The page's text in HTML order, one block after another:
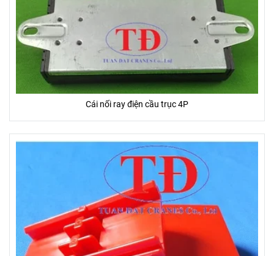
Cái nối ray điện cầu trục 4P